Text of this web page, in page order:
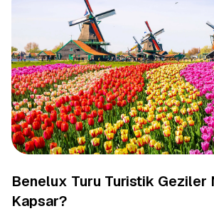
Benelux Turu Turistik Geziler
Kapsar?